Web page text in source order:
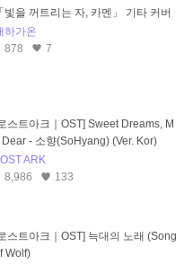
「빛을 꺼트리는 자, 카멘」 기타 커버
하가온
878
7
스트아크｜OST] Sweet Dreams, M
Dear - 소향(SoHyang) (Ver. Kor)
ARK
8,986
133
스트아크｜OST] 늑대의 노래 (Song
Wolf)